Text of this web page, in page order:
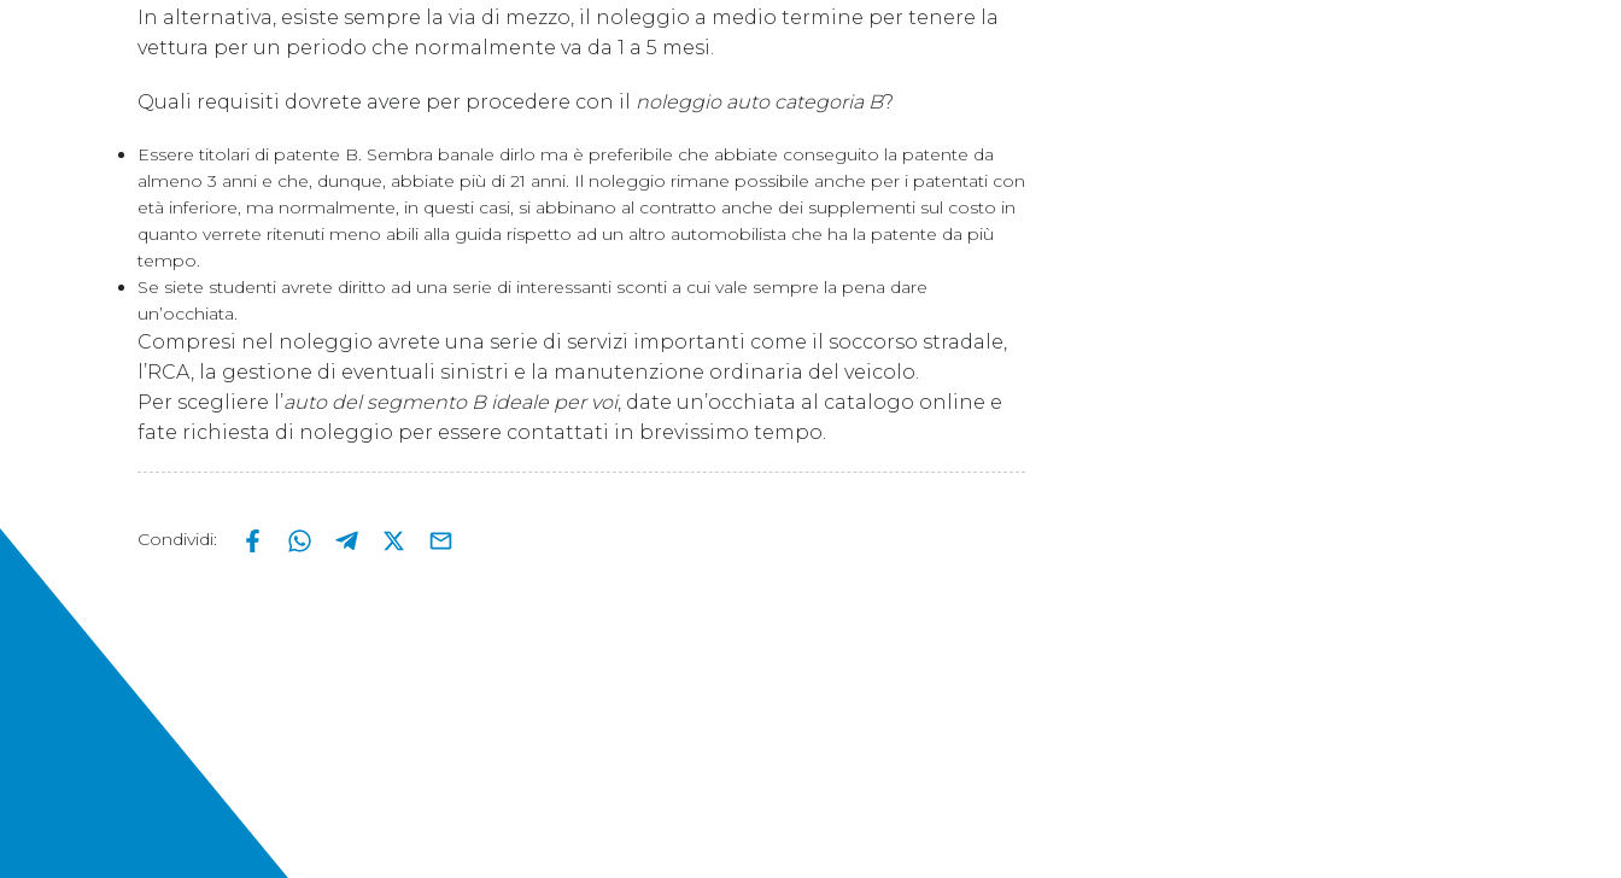
In alternativa, esiste sempre la via di mezzo, il noleggio a medio termine per tenere la
vettura per un periodo che normalmente va da 1 a 5 mesi.
Quali requisiti dovrete avere per procedere con il noleggio auto categoria B?
Essere titolari di patente B. Sembra banale dirlo ma è preferibile che abbiate conseguito la patente da
almeno 3 anni e che, dunque, abbiate più di 21 anni. Il noleggio rimane possibile anche per i patentati con
età inferiore, ma normalmente, in questi casi, si abbinano al contratto anche dei supplementi sul costo in
quanto verrete ritenuti meno abili alla guida rispetto ad un altro automobilista che ha la patente da più
tempo.
Se siete studenti avrete diritto ad una serie di interessanti sconti a cui vale sempre la pena dare
un’occhiata.
Compresi nel noleggio avrete una serie di servizi importanti come il soccorso stradale,
l’RCA, la gestione di eventuali sinistri e la manutenzione ordinaria del veicolo.
Per scegliere l’auto del segmento B ideale per voi, date un’occhiata al catalogo online e
fate richiesta di noleggio per essere contattati in brevissimo tempo.
Condividi: